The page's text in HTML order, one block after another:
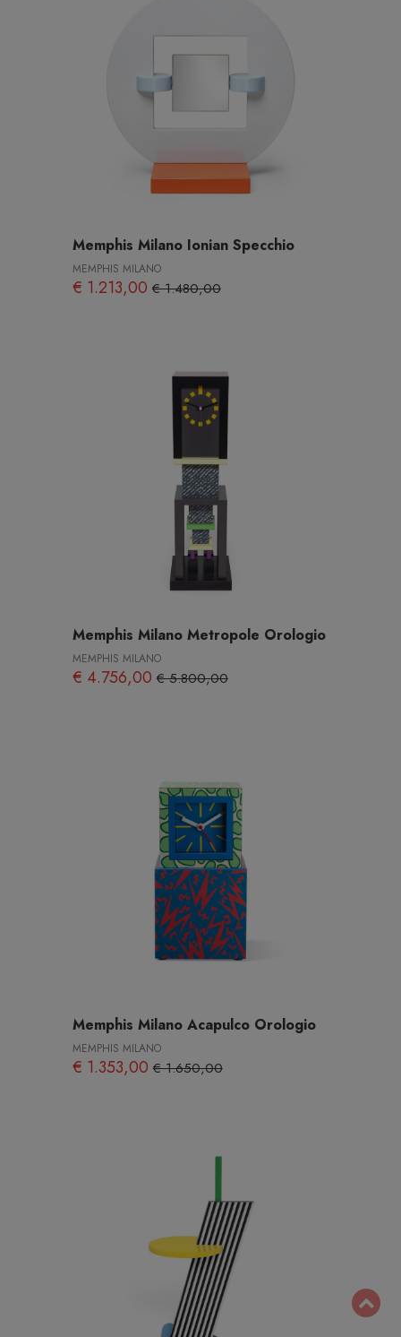
Memphis Milano Ionian Specchio
MEMPHIS MILANO
€ 1.213,00€ 1.480,00
Memphis Milano Metropole Orologio
MEMPHIS MILANO
€ 4.756,00€ 5.800,00
Memphis Milano Acapulco Orologio
MEMPHIS MILANO
€ 1.353,00€ 1.650,00